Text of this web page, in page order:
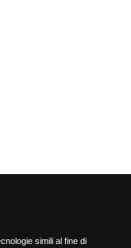
simili al fine di